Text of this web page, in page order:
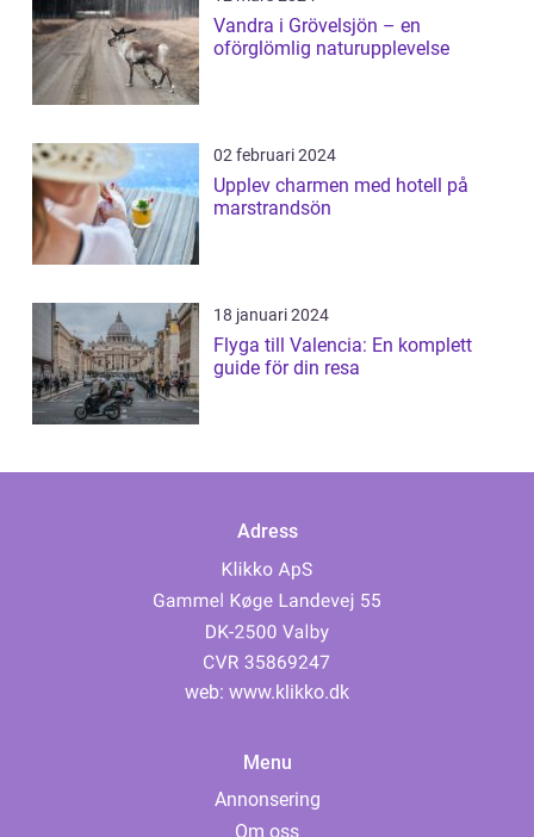
Vandra i Grövelsjön – en
oförglömlig naturupplevelse
02 februari 2024
Upplev charmen med hotell på
marstrandsön
18 januari 2024
Flyga till Valencia: En komplett
guide för din resa
Adress
web: www.klikko.dk
Menu
Annonsering
Om oss